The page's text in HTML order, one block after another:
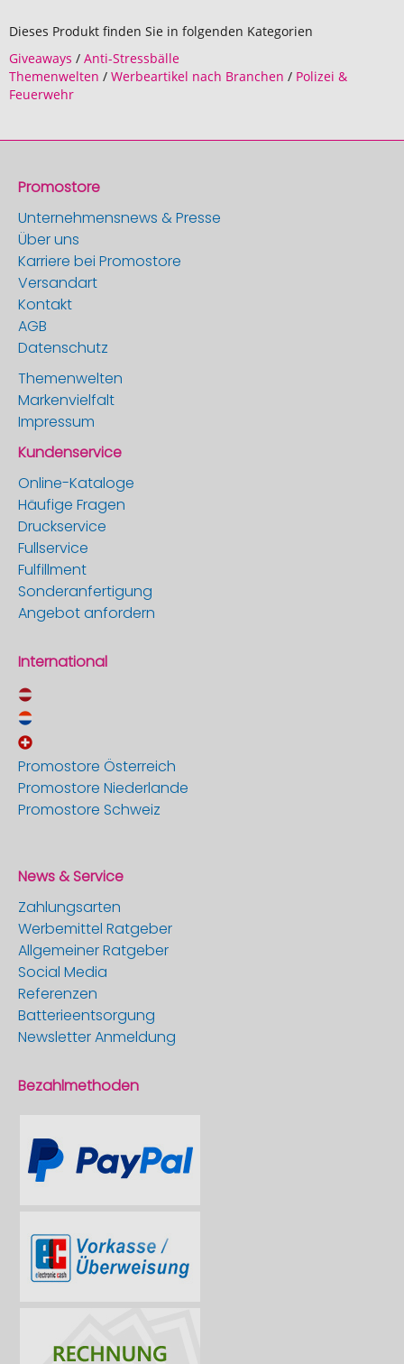
Dieses Produkt finden Sie in folgenden Kategorien
Giveaways / Anti-Stressbälle
Themenwelten / Werbeartikel nach Branchen / Polizei &
Feuerwehr
Promostore
Unternehmensnews & Presse
Über uns
Karriere bei Promostore
Versandart
Kontakt
AGB
Datenschutz
Themenwelten
Markenvielfalt
Impressum
Kundenservice
Online-Kataloge
Häufige Fragen
Druckservice
Fullservice
Fulfillment
Sonderanfertigung
Angebot anfordern
International
Promostore Österreich
Promostore Niederlande
Promostore Schweiz
News & Service
Zahlungsarten
Werbemittel Ratgeber
Allgemeiner Ratgeber
Social Media
Referenzen
Batterieentsorgung
Newsletter Anmeldung
Bezahlmethoden